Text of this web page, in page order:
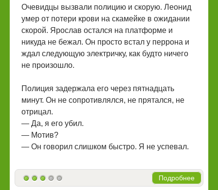
Очевидцы вызвали полицию и скорую. Леонид
умер от потери крови на скамейке в ожидании
скорой. Ярослав остался на платформе и
никуда не бежал. Он просто встал у перрона и
ждал следующую электричку, как будто ничего
не произошло.
Полиция задержала его через пятнадцать
минут. Он не сопротивлялся, не прятался, не
отрицал.
— Да, я его убил.
— Мотив?
— Он говорил слишком быстро. Я не успевал.
Подробнее